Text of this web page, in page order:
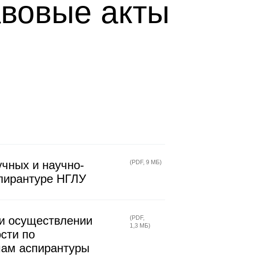
акты
и научно-
НГЛУ
(PDF,9 МБ)
осуществлении
по
аспирантуры
(PDF,
1,3 МБ)